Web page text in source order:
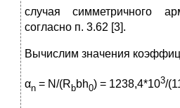
случая симметричного
согласно п. 3.62 [3].
Вычислим значения
αn = N/(Rbbh0) = 1238,4*103/